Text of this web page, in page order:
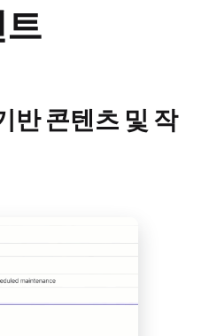
반 콘텐츠 및 작